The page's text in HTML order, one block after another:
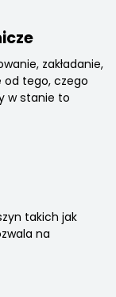
zakładanie,
od tego, czego
w stanie to
takich jak
na